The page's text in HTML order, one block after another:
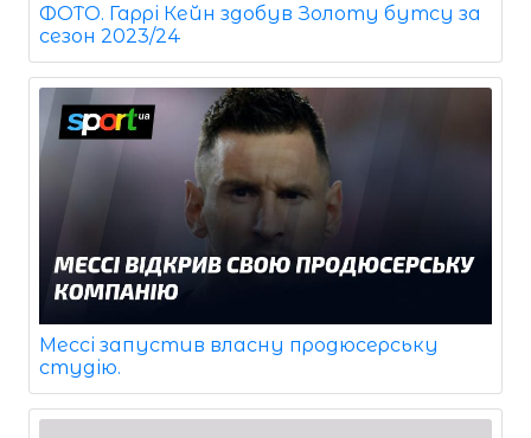
ФОТО. Гаррі Кейн здобув Золоту бутсу за
сезон 2023/24
Мессі запустив власну продюсерську
студію.